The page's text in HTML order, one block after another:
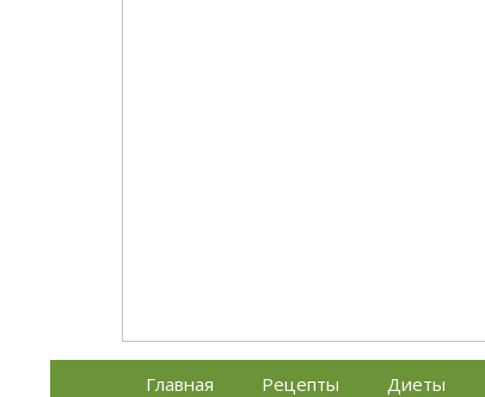
Диетическое питание
Диетическое питание — рецепты
Главная Рецепты Диеты